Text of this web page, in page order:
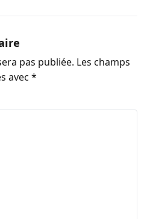
pas publiée. Les champs
avec *